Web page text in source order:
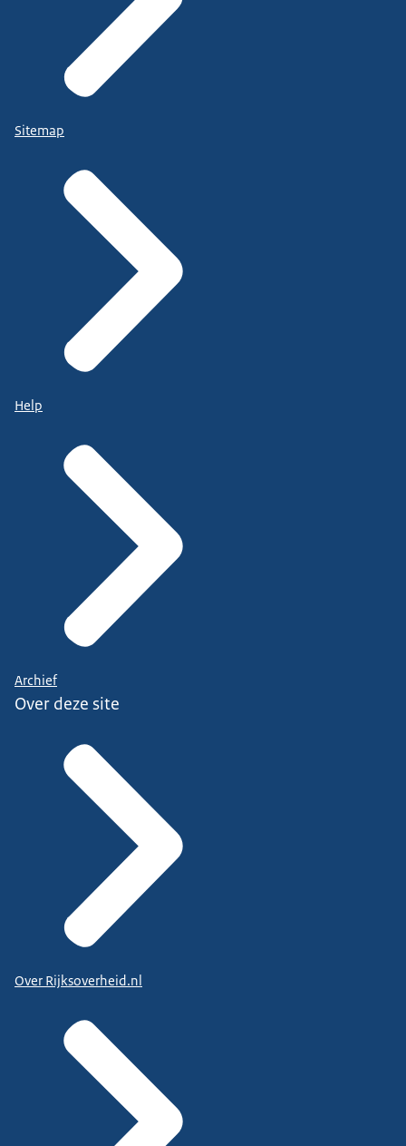
Sitemap
Help
Archief
Over deze site
Over Rijksoverheid.nl